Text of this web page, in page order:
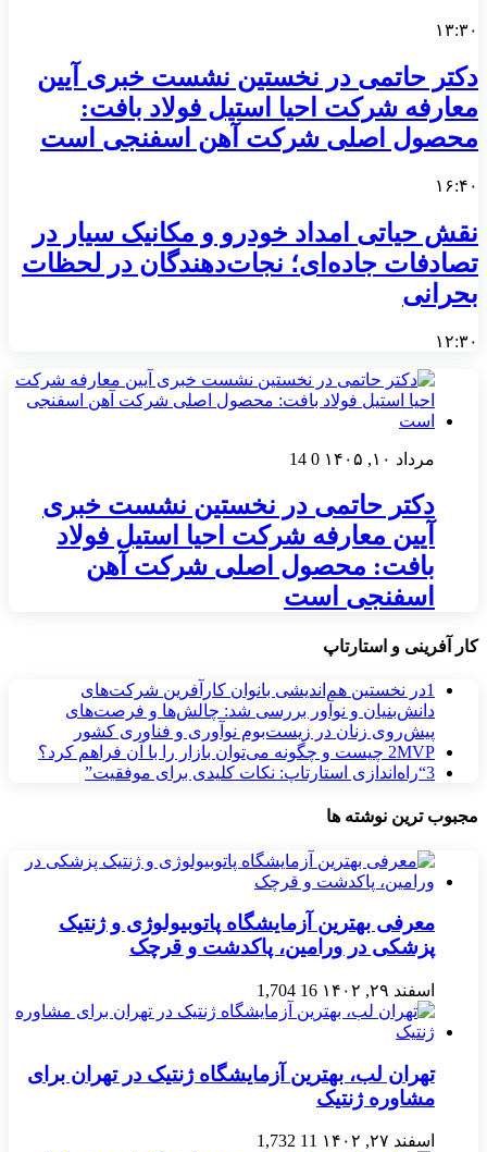
۱۳:۳۰
دکتر حاتمی در نخستین نشست خبری آیین
معارفه شرکت احیا استیل فولاد بافت:
محصول اصلی شرکت آهن اسفنجی است
۱۶:۴۰
نقش حیاتی امداد خودرو و مکانیک سیار در
تصادفات جاده‌ای؛ نجات‌دهندگان در لحظات
بحرانی
۱۲:۳۰
مرداد ۱۰, ۱۴۰۵ 0
14
دکتر حاتمی در نخستین نشست خبری
آیین معارفه شرکت احیا استیل فولاد
بافت: محصول اصلی شرکت آهن
اسفنجی است
کار آفرینی و استارتاپ
1در نخستین هم‌اندیشی بانوان کارآفرین شرکت‌های
دانش‌بنیان و نوآور بررسی شد: چالش‌ها و فرصت‌های
پیش‌روی زنان در زیست‌بوم نوآوری و فناوری کشور
2MVP چیست و چگونه می‌توان بازار را با آن فراهم کرد؟
3“راه‌اندازی استارتاپ: نکات کلیدی برای موفقیت”
مجبوب ترین نوشته ها
معرفی بهترین آزمایشگاه پاتوبیولوژی و ژنتیک
پزشکی در ورامین، پاکدشت و قرچک
اسفند ۲۹, ۱۴۰۲ 16
1,704
تهران لب، بهترین آزمایشگاه ژنتیک در تهران برای
مشاوره ژنتیک
اسفند ۲۷, ۱۴۰۲ 11
1,732